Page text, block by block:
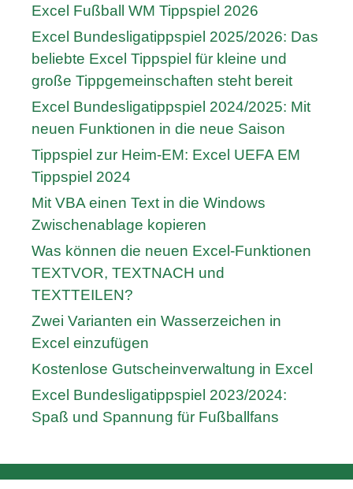
Excel Fußball WM Tippspiel 2026
Excel Bundesligatippspiel 2025/2026: Das
beliebte Excel Tippspiel für kleine und
große Tippgemeinschaften steht bereit
Excel Bundesligatippspiel 2024/2025: Mit
neuen Funktionen in die neue Saison
Tippspiel zur Heim-EM: Excel UEFA EM
Tippspiel 2024
Mit VBA einen Text in die Windows
Zwischenablage kopieren
Was können die neuen Excel-Funktionen
TEXTVOR, TEXTNACH und
TEXTTEILEN?
Zwei Varianten ein Wasserzeichen in
Excel einzufügen
Kostenlose Gutscheinverwaltung in Excel
Excel Bundesligatippspiel 2023/2024:
Spaß und Spannung für Fußballfans